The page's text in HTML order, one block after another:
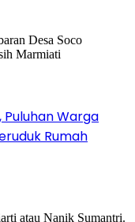
Puluhan Warga
Rumah